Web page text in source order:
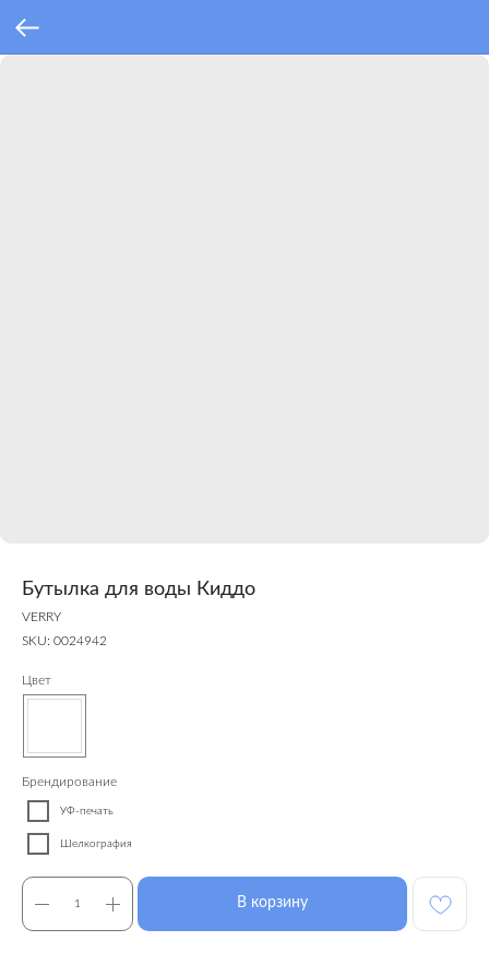
Бутылка для воды Киддо
VERRY
SKU: 0024942
Цвет
Брендирование
УФ-печать
Шелкография
В корзину